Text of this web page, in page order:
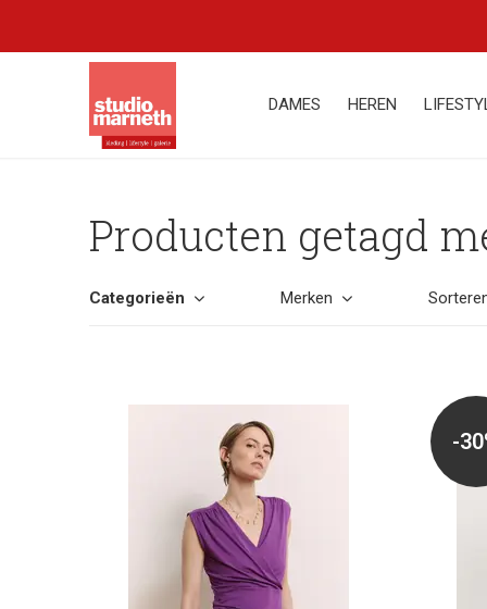
DAMES HEREN
Producten getagd
Categorieën Merken
-